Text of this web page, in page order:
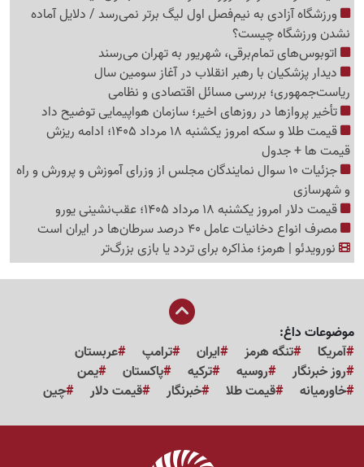
ورزشگاه آزادی به نیم‌فصل اول لیگ برتر نمی‌رسد / دلایل آماده
نشدن ورزشگاه چیست؟
اتوبوس‌های تمام‌برقی، شهریور به تهران می‌رسند
دیدار پزشکیان با رهبر انقلاب در آغاز سومین سال
ریاست‌جمهوری؛ بررسی مسائل اقتصادی و نظامی
تأخیر پروازها در روزهای اخیر؛ سازمان هواپیمایی توضیح داد
قیمت طلا و سکه امروز یکشنبه 18 مرداد 1405؛ ادامه ریزش
قیمت ها + جدول
جزئیات 10 سوال نمایندگان مجلس از وزرای آموزش و پرورش و راه
و شهرسازی
قیمت دلار امروز یکشنبه 18 مرداد 1405؛ عقب‌نشینی یورو
مصرف انواع دخانیات عامل 40 درصد سرطان‌ها در ایران است
نورویدئو | هرمز؛ مذاکره برای تردد یا بازی بزرگ‌تر
موضوعات داغ:
آمریکا
تنگه هرمز ایران ترامپ
عربستان
روز خبرنگار
روسیه ترکیه پاکستان
یمن
خاورمیانه
قیمت طلا خبرنگار قیمت دلار چین